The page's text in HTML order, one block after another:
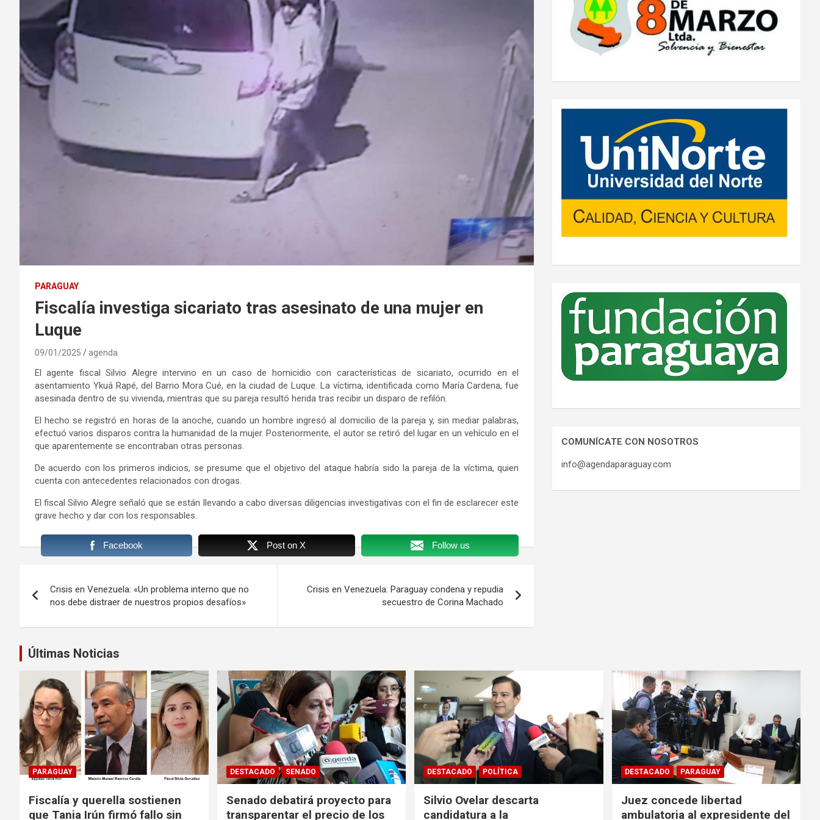
PARAGUAY
Fiscalía investiga sicariato tras asesinato de una mujer en
Luque
09/01/2025 agenda
El agente fiscal Silvio Alegre intervino en un caso de homicidio con características de sicariato, ocurrido en el
asentamiento Ykuá Rapé, del Barrio Mora Cué, en la ciudad de Luque. La víctima, identificada como María Cardena, fue
asesinada dentro de su vivienda, mientras que su pareja resultó herida tras recibir un disparo de refilón.
El hecho se registró en horas de la anoche, cuando un hombre ingresó al domicilio de la pareja y, sin mediar palabras,
efectuó varios disparos contra la humanidad de la mujer. Posteriormente, el autor se retiró del lugar en un vehículo en el
que aparentemente se encontraban otras personas.
De acuerdo con los primeros indicios, se presume que el objetivo del ataque habría sido la pareja de la víctima, quien
cuenta con antecedentes relacionados con drogas.
El fiscal Silvio Alegre señaló que se están llevando a cabo diversas diligencias investigativas con el fin de esclarecer este
grave hecho y dar con los responsables.
Facebook Post on X Follow us
de
entradas
Crisis en Venezuela: «Un problema interno que no
nos debe distraer de nuestros propios desafíos»
Crisis en Venezuela: Paraguay condena y repudia
secuestro de Corina Machado
COMUNÍCATE CON NOSOTROS
info@agendaparaguay.com
Últimas Noticias
PARAGUAY
Fiscalía y querella sostienen
que Tania Irún firmó fallo sin
DESTACADO SENADO
Senado debatirá proyecto para
transparentar el precio de los
DESTACADO POLÍTICA
Silvio Ovelar descarta
candidatura a la
DESTACADO PARAGUAY
Juez concede libertad
ambulatoria al expresidente del